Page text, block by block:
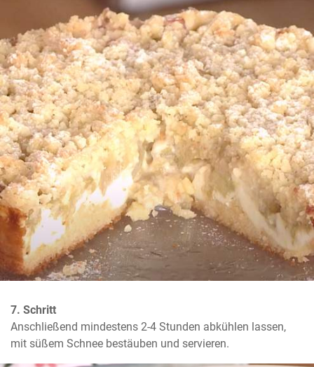
7. Schritt
Anschließend mindestens 2-4 Stunden abkühlen lassen,
mit süßem Schnee bestäuben und servieren.